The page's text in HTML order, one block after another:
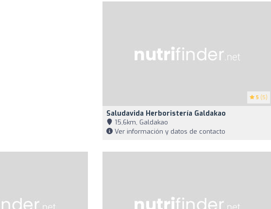
5 (5)
Saludavida Herboristería Galdakao
15,6km, Galdakao
Ver información y datos de contacto